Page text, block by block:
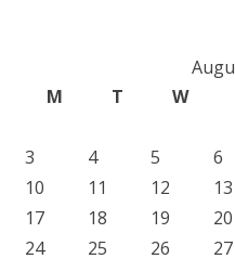
M
T W
3
4 5 6
10
11 12 13
17
18 19 20
24
25 26 27